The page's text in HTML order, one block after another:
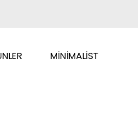
MİNİMALİST